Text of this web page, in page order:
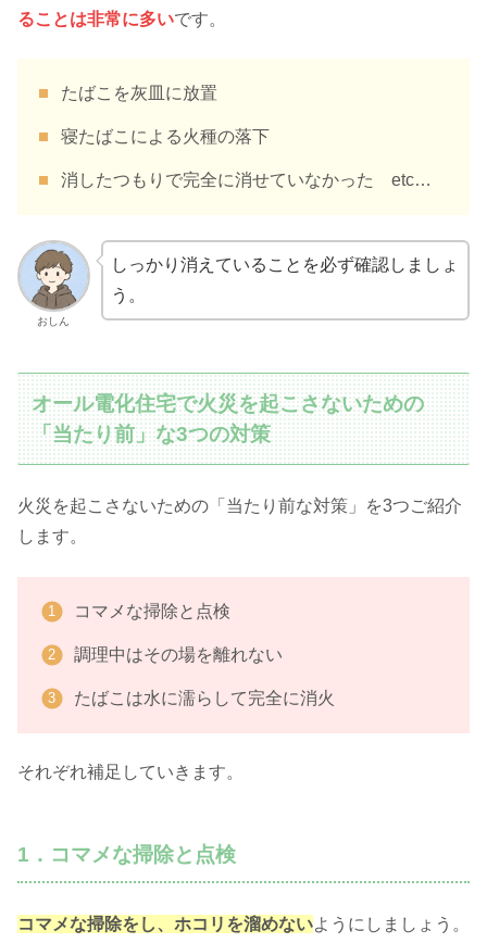
ることは非常に多いです。
たばこを灰皿に放置
寝たばこによる火種の落下
消したつもりで完全に消せていなかった etc…
おしん
しっかり消えていることを必ず確認しましょ
う。
オール電化住宅で火災を起こさないための
「当たり前」な3つの対策
火災を起こさないための「当たり前な対策」を3つご紹介
します。
コマメな掃除と点検
調理中はその場を離れない
たばこは水に濡らして完全に消火
それぞれ補足していきます。
1．コマメな掃除と点検
コマメな掃除をし、ホコリを溜めないようにしましょう。